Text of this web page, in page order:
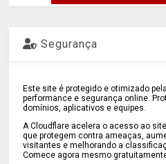
Segurança
Este site é protegido e otimizado
performance e segurança online.
domínios, aplicativos e equipes.
A Cloudflare acelera o acesso ao
que protegem contra ameaças,
visitantes e melhorando a
Comece agora mesmo